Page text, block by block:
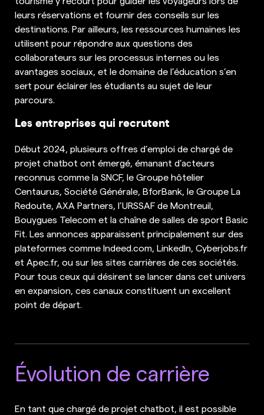
leurs réservations et fournir des conseils sur les
destinations. Par ailleurs, les ressources humaines les
utilisent pour répondre aux questions des
collaborateurs sur les processus internes ou les
avantages sociaux, et le domaine de l’éducation s’en
sert pour éclairer les étudiants au sujet de leur
parcours.
Les entreprises qui recrutent
Début 2024, plusieurs offres d’emploi de chargé de
projet chatbot ont émergé, émanant d’acteurs
reconnus comme la SNCF, le Groupe hôtelier
Centaurus, Société Générale, BforBank, le Groupe La
Redoute, AXA Partners, l’URSSAF de Montreuil,
Bouygues Telecom et la chaîne de salles de sport Basic
Fit. Les annonces apparaissent principalement sur des
plateformes comme Indeed.com, LinkedIn, Cyberjobs.fr
et Apec.fr, ou sur les sites carrières de ces sociétés.
Pour tous ceux qui désirent se lancer dans cet univers
en expansion, ces canaux constituent un excellent
point de départ.
Évolution de carrière
En tant que chargé de projet chatbot, il est possible